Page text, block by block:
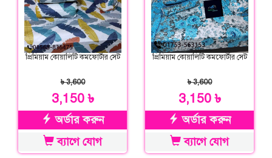
প্রিমিয়াম কোয়ালিটি কমফোর্টার সেট
৳ 3,600
3,150 ৳
অর্ডার করুন
ব্যাগে যোগ
প্রিমিয়াম কোয়ালিটি কমফোর্টার সেট
৳ 3,600
3,150 ৳
অর্ডার করুন
ব্যাগে যোগ